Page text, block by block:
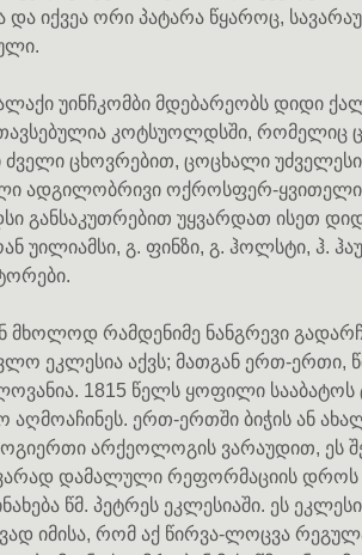
იქვეა ორი პატარა წყაროც,
უინჩკომბი მდებარეობს დიდი
კოტსუოლდსში,
ძველი ცხოვრებით, ცოცხალი
ადგილობრივი ოქროსფერ-ყვითელი
განსაკუთრებით უყვარდათ ისეთ
უილიამსი, გ. ფინზი, გ. ჰოლსტი, ჰ.
მხოლოდ რამდენიმე ნანგრევი
ეკლესია აქვს; მათგან ერთ-ერთი,
1815 წელს ყოფილი სააბატოს
აღმოაჩინეს. ერთ-ერთში ბიჭის ან
არქეოლოგის ვარაუდით, ეს
დამალული რეფორმაციის დროს
წმ. პეტრეს ეკლესიაში. ეს
იმისა, რომ აქ წირვა-ლოცვა